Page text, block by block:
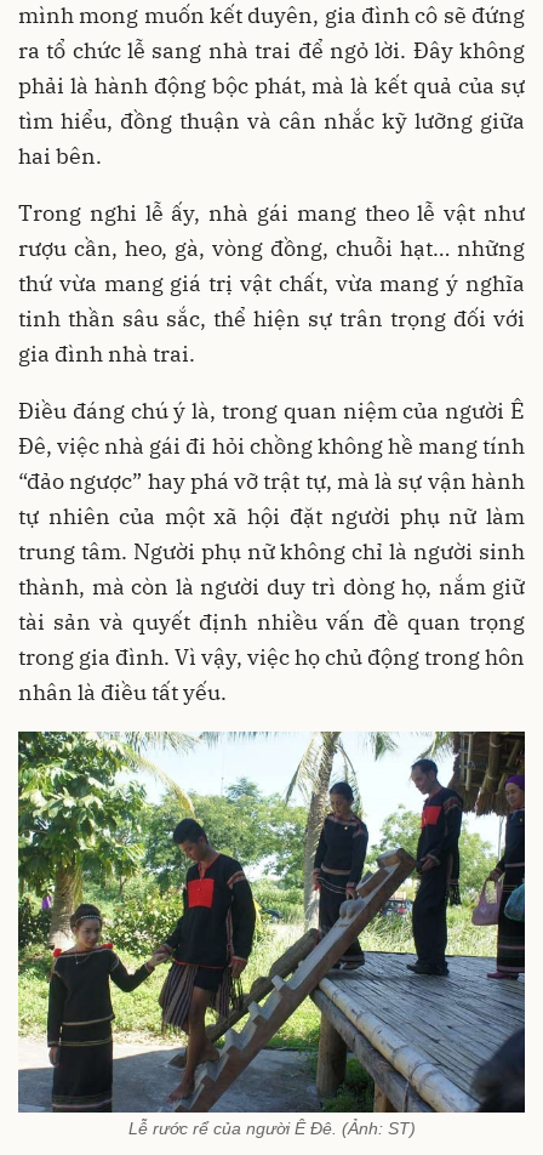
mình mong muốn kết duyên, gia đình cô sẽ đứng
ra tổ chức lễ sang nhà trai để ngỏ lời. Đây không
phải là hành động bộc phát, mà là kết quả của sự
tìm hiểu, đồng thuận và cân nhắc kỹ lưỡng giữa
hai bên.
Trong nghi lễ ấy, nhà gái mang theo lễ vật như
rượu cần, heo, gà, vòng đồng, chuỗi hạt… những
thứ vừa mang giá trị vật chất, vừa mang ý nghĩa
tinh thần sâu sắc, thể hiện sự trân trọng đối với
gia đình nhà trai.
Điều đáng chú ý là, trong quan niệm của người Ê
Đê, việc nhà gái đi hỏi chồng không hề mang tính
“đảo ngược” hay phá vỡ trật tự, mà là sự vận hành
tự nhiên của một xã hội đặt người phụ nữ làm
trung tâm. Người phụ nữ không chỉ là người sinh
thành, mà còn là người duy trì dòng họ, nắm giữ
tài sản và quyết định nhiều vấn đề quan trọng
trong gia đình. Vì vậy, việc họ chủ động trong hôn
nhân là điều tất yếu.
Lễ rước rể của người Ê Đê. (Ảnh: ST)